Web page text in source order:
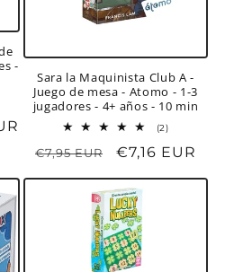
-
Sara la Maquinista Club A -
Juego de mesa - Atomo - 1-3
jugadores - 4+ años - 10 min
(2)2
totales
Precio
€7,95 EUR
Precio
oferta
€7,16 EUR